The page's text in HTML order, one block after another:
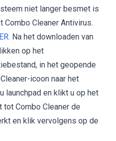
niet langer besmet is
Cleaner Antivirus.
. Na het downloaden van
op het
in het geopende
icoon naar het
launchpad en klikt u op het
tot Combo Cleaner de
en klik vervolgens op de